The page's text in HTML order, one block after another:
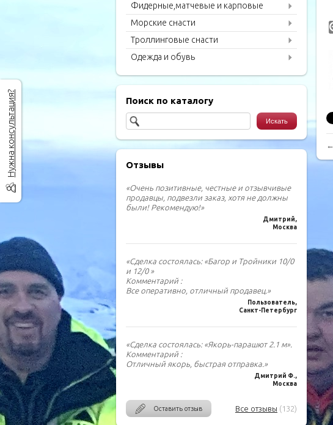
Фидерные,матчевые и карповые
удилища
Морские снасти
Троллинговые снасти
Одежда и обувь
Поиск по каталогу
Отзывы
«Очень позитивные, честные и отзывчивые
продавцы, подвезли заказ, хотя не должны
были! Рекомендую!»
Дмитрий,
Москва
«Сделка состоялась: «Багор и Тройники 10/0
и 12/0 »
Комментарий :
Все оперативно, отличный продавец.»
Пользователь,
Санкт-Петербург
«Сделка состоялась: «Якорь-парашют 2.1 м».
Комментарий :
Отличный якорь, быстрая отправка.»
Дмитрий Ф.,
Москва
Оставить отзыв Все отзывы (132)
←
Нужна консультация?